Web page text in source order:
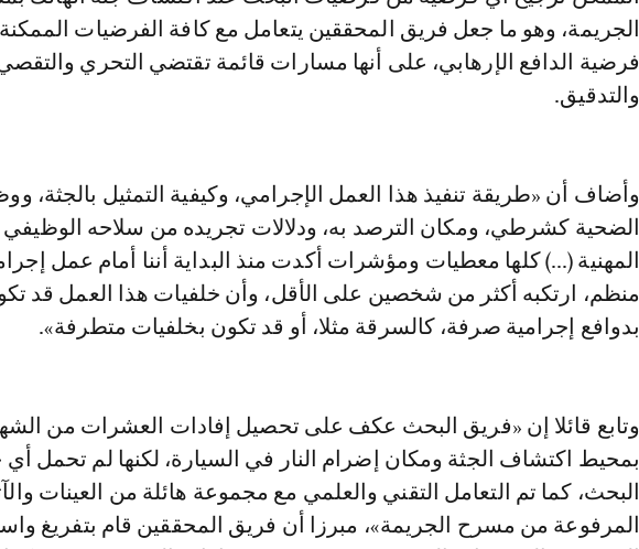
الجريمة، وهو ما جعل فريق المحققين يتعامل مع كافة الفرضيات
فرضية الدافع الإرهابي، على أنها مسارات قائمة تقتضي التحري
والتدقيق.
وأضاف أن «طريقة تنفيذ هذا العمل الإجرامي، وكيفية التمثيل بالجثة،
الضحية كشرطي، ومكان الترصد به، ودلالات تجريده من سلاحه الوظيفي
المهنية (...) كلها معطيات ومؤشرات أكدت منذ البداية أننا أمام عمل
منظم، ارتكبه أكثر من شخصين على الأقل، وأن خلفيات هذا العمل قد
بدوافع إجرامية صرفة، كالسرقة مثلا، أو قد تكون بخلفيات متطرفة».
وتابع قائلا إن «فريق البحث عكف على تحصيل إفادات العشرات من
بمحيط اكتشاف الجثة ومكان إضرام النار في السيارة، لكنها لم تحمل
البحث، كما تم التعامل التقني والعلمي مع مجموعة هائلة من العينات
المرفوعة من مسرح الجريمة»، مبرزا أن فريق المحققين قام بتفريغ